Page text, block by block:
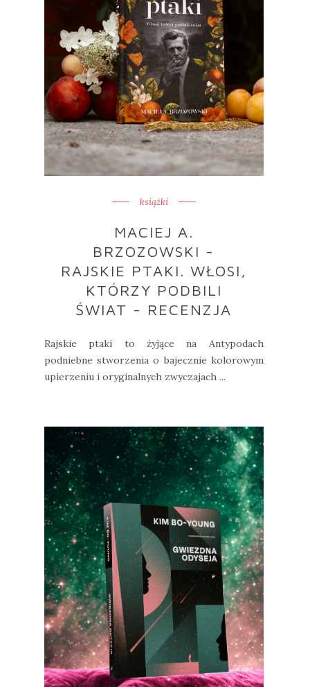
książki
MACIEJ A.
BRZOZOWSKI -
RAJSKIE PTAKI. WŁOSI,
KTÓRZY PODBILI
ŚWIAT - RECENZJA
Rajskie ptaki to żyjące na Antypodach
podniebne stworzenia o bajecznie kolorowym
upierzeniu i oryginalnych zwyczajach ...